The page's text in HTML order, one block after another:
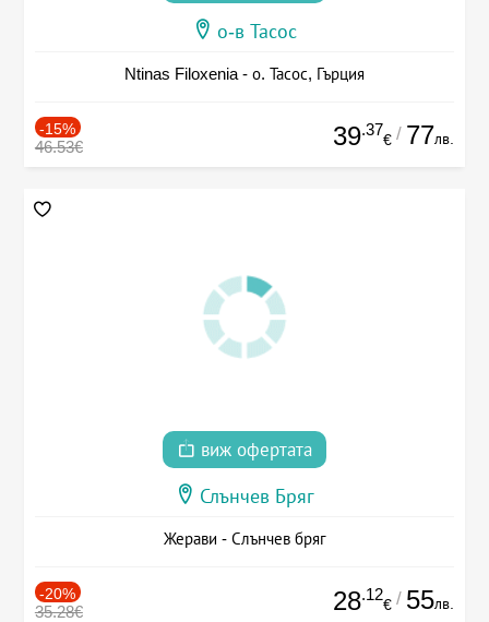
о-в Тасос
Ntinas Filoxenia - о. Тасос, Гърция
-15%
46.53€ 39.37
€ / 77лв.
виж офертата
Слънчев Бряг
Жерави - Слънчев бряг
-20%
35.28€ 28.12
€ / 55лв.